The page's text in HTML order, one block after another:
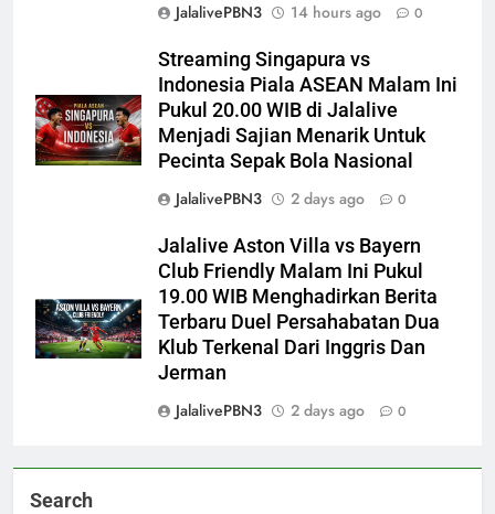
JalalivePBN3
14 hours ago 0
Streaming Singapura vs
Indonesia Piala ASEAN Malam Ini
Pukul 20.00 WIB di Jalalive
Menjadi Sajian Menarik Untuk
Pecinta Sepak Bola Nasional
JalalivePBN3
2 days ago 0
Jalalive Aston Villa vs Bayern
Club Friendly Malam Ini Pukul
19.00 WIB Menghadirkan Berita
Terbaru Duel Persahabatan Dua
Klub Terkenal Dari Inggris Dan
Jerman
JalalivePBN3
2 days ago 0
Search